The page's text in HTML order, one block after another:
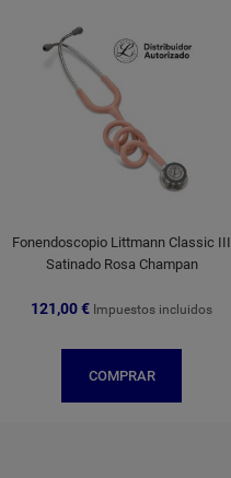
Fonendoscopio Littmann Classic III
Satinado Rosa Champan
121,00 € Impuestos incluidos
COMPRAR